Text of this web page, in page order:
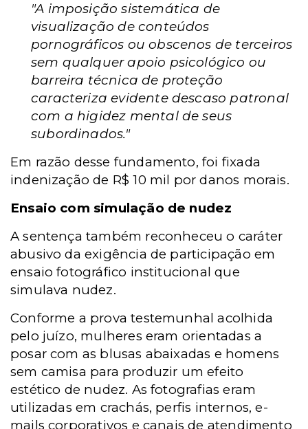
"A imposição sistemática de
visualização de conteúdos
pornográficos ou obscenos de terceiros
sem qualquer apoio psicológico ou
barreira técnica de proteção
caracteriza evidente descaso patronal
com a higidez mental de seus
subordinados."
Em razão desse fundamento, foi fixada
indenização de R$ 10 mil por danos morais.
Ensaio com simulação de nudez
A sentença também reconheceu o caráter
abusivo da exigência de participação em
ensaio fotográfico institucional que
simulava nudez.
Conforme a prova testemunhal acolhida
pelo juízo, mulheres eram orientadas a
posar com as blusas abaixadas e homens
sem camisa para produzir um efeito
estético de nudez. As fotografias eram
utilizadas em crachás, perfis internos, e-
mails corporativos e canais de atendimento